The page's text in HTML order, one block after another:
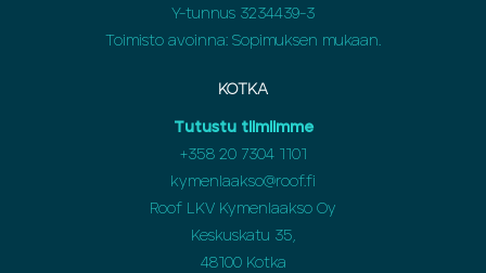
Y-tunnus 3234439-3
Toimisto avoinna: Sopimuksen mukaan.
KOTKA
Tutustu tiimiimme
+358 20 7304 1101
kymenlaakso@roof.fi
Roof LKV Kymenlaakso Oy
Keskuskatu 35,
48100 Kotka